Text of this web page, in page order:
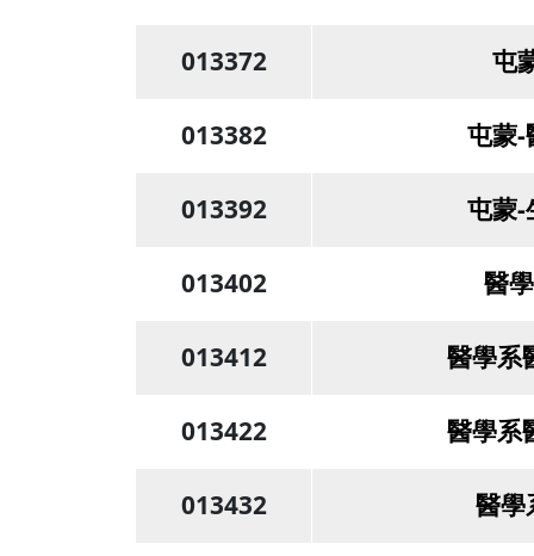
013372 屯
013382 屯蒙-
013392 屯蒙-
013402 醫
013412 醫學系
013422 醫學系
013432 醫學